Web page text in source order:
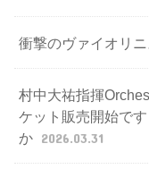
衝撃のヴァイオリ
村中大祐指揮
ケット販売開始で
か 2026.03.31